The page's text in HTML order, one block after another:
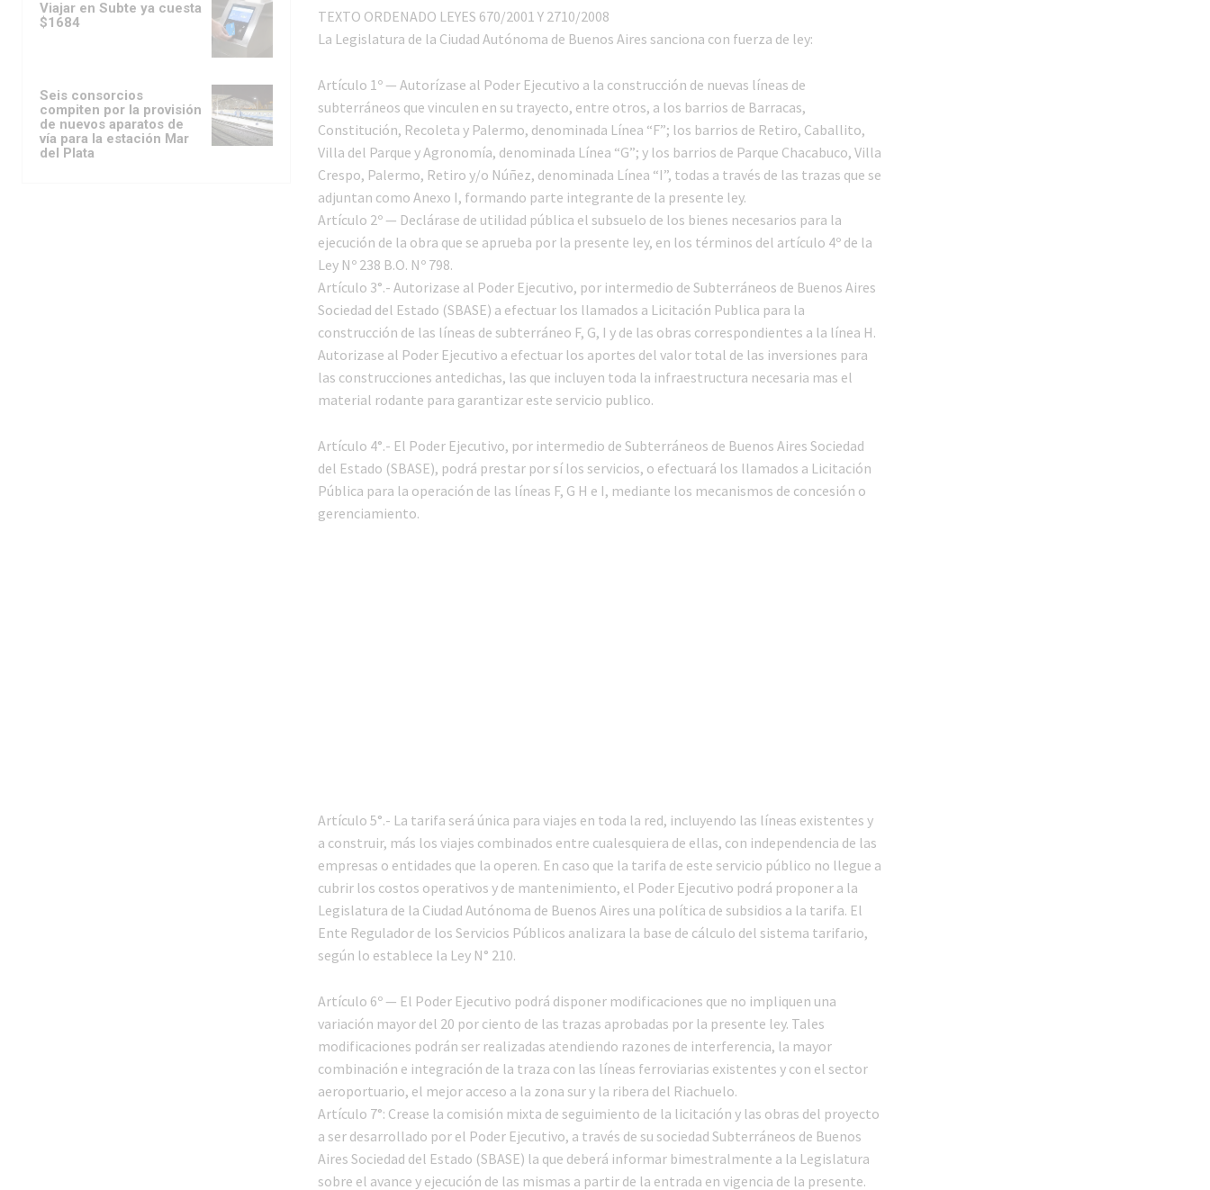
Viajar en Subte ya cuesta
$1684
Seis consorcios
compiten por la provisión
de nuevos aparatos de
vía para la estación Mar
del Plata
TEXTO ORDENADO LEYES 670/2001 Y 2710/2008
La Legislatura de la Ciudad Autónoma de Buenos Aires sanciona con fuerza de ley:
Artículo 1º — Autorízase al Poder Ejecutivo a la construcción de nuevas líneas de
subterráneos que vinculen en su trayecto, entre otros, a los barrios de Barracas,
Constitución, Recoleta y Palermo, denominada Línea “F”; los barrios de Retiro, Caballito,
Villa del Parque y Agronomía, denominada Línea “G”; y los barrios de Parque Chacabuco, Villa
Crespo, Palermo, Retiro y/o Núñez, denominada Línea “I”, todas a través de las trazas que se
adjuntan como Anexo I, formando parte integrante de la presente ley.
Artículo 2º — Declárase de utilidad pública el subsuelo de los bienes necesarios para la
ejecución de la obra que se aprueba por la presente ley, en los términos del artículo 4º de la
Ley Nº 238 B.O. Nº 798.
Artículo 3°.- Autorizase al Poder Ejecutivo, por intermedio de Subterráneos de Buenos Aires
Sociedad del Estado (SBASE) a efectuar los llamados a Licitación Publica para la
construcción de las líneas de subterráneo F, G, I y de las obras correspondientes a la línea H.
Autorizase al Poder Ejecutivo a efectuar los aportes del valor total de las inversiones para
las construcciones antedichas, las que incluyen toda la infraestructura necesaria mas el
material rodante para garantizar este servicio publico.
Artículo 4°.- El Poder Ejecutivo, por intermedio de Subterráneos de Buenos Aires Sociedad
del Estado (SBASE), podrá prestar por sí los servicios, o efectuará los llamados a Licitación
Pública para la operación de las líneas F, G H e I, mediante los mecanismos de concesión o
gerenciamiento.
Artículo 5°.- La tarifa será única para viajes en toda la red, incluyendo las líneas existentes y
a construir, más los viajes combinados entre cualesquiera de ellas, con independencia de las
empresas o entidades que la operen. En caso que la tarifa de este servicio público no llegue a
cubrir los costos operativos y de mantenimiento, el Poder Ejecutivo podrá proponer a la
Legislatura de la Ciudad Autónoma de Buenos Aires una política de subsidios a la tarifa. El
Ente Regulador de los Servicios Públicos analizara la base de cálculo del sistema tarifario,
según lo establece la Ley N° 210.
Artículo 6º — El Poder Ejecutivo podrá disponer modificaciones que no impliquen una
variación mayor del 20 por ciento de las trazas aprobadas por la presente ley. Tales
modificaciones podrán ser realizadas atendiendo razones de interferencia, la mayor
combinación e integración de la traza con las líneas ferroviarias existentes y con el sector
aeroportuario, el mejor acceso a la zona sur y la ribera del Riachuelo.
Artículo 7°: Crease la comisión mixta de seguimiento de la licitación y las obras del proyecto
a ser desarrollado por el Poder Ejecutivo, a través de su sociedad Subterráneos de Buenos
Aires Sociedad del Estado (SBASE) la que deberá informar bimestralmente a la Legislatura
sobre el avance y ejecución de las mismas a partir de la entrada en vigencia de la presente.